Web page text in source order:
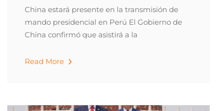
China estará presente en la transmisión de
mando presidencial en Perú El Gobierno de
China confirmó que asistirá a la
Read More